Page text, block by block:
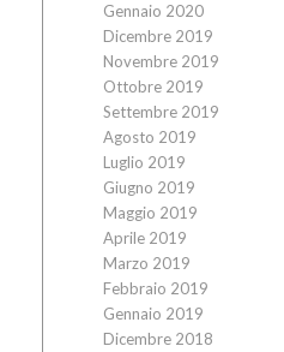
Gennaio 2020
Dicembre 2019
Novembre 2019
Ottobre 2019
Settembre 2019
Agosto 2019
Luglio 2019
Giugno 2019
Maggio 2019
Aprile 2019
Marzo 2019
Febbraio 2019
Gennaio 2019
Dicembre 2018